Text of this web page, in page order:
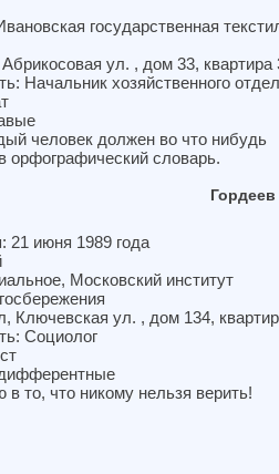
государственная
ул. , дом 33, квартира
Начальник хозяйственного
человек должен во что нибудь
орфографический словарь.
21 июня 1989 года
Московский институт
Ключевская ул. , дом 134,
Социолог
то, что никому нельзя верить!